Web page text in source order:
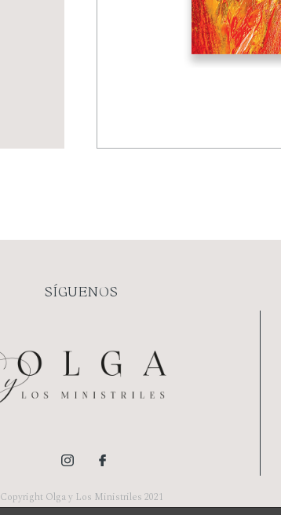
SÍGUENOS
Copyright Olga y Los Ministriles 2021